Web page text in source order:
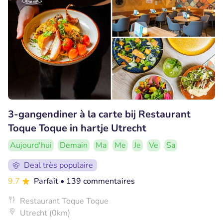
3-gangendiner à la carte bij Restaurant
Toque Toque in hartje Utrecht
Aujourd'hui Demain Ma Me Je Ve
Sa
Deal très populaire
9.7
Parfait • 139 commentaires
Restaurant Toque Toque
Utrecht (0km)